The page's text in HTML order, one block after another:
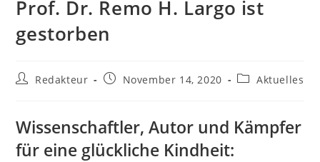
Prof. Dr. Remo H. Largo ist
gestorben
Beitrags-
Redakteur
BeitragNovember 14, 2020
Beitrags-
Aktuelles
Wissenschaftler, Autor und Kämpfer
für eine glückliche Kindheit: